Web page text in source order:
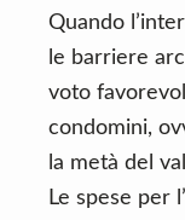
Quando
le barriere
voto
condomini,
la metà del
Le spese per